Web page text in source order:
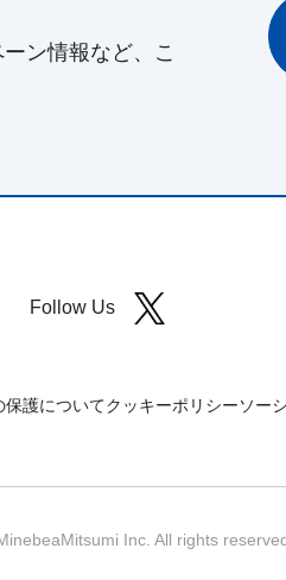
ン情報など、こ
Follow Us
保護についてクッキーポリシーソー
Inc. All rights